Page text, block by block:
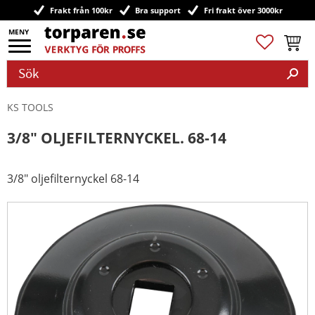
Meny
Frakt från 100kr Bra support Fri frakt över 3000kr
Favoriter
KS TOOLS
3/8" OLJEFILTERNYCKEL. 68-14
3/8" oljefilternyckel 68-14